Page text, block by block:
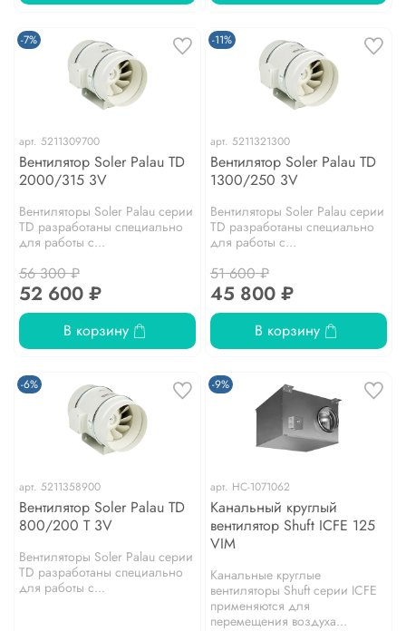
-7%
арт. 5211309700
Вентилятор Soler Palau TD
2000/315 3V
Вентиляторы Soler Palau серии
TD разработаны специально
для работы с...
56 300 ₽
52 600 ₽
В корзину
-11%
арт. 5211321300
Вентилятор Soler Palau TD
1300/250 3V
Вентиляторы Soler Palau серии
TD разработаны специально
для работы с...
51 600 ₽
45 800 ₽
В корзину
-6%
арт. 5211358900
Вентилятор Soler Palau TD
800/200 T 3V
Вентиляторы Soler Palau серии
TD разработаны специально
для работы с...
-9%
арт. НС-1071062
Канальный круглый
вентилятор Shuft ICFE 125
VIM
Канальные круглые
вентиляторы Shuft серии IСFE
применяются для
перемещения воздуха...